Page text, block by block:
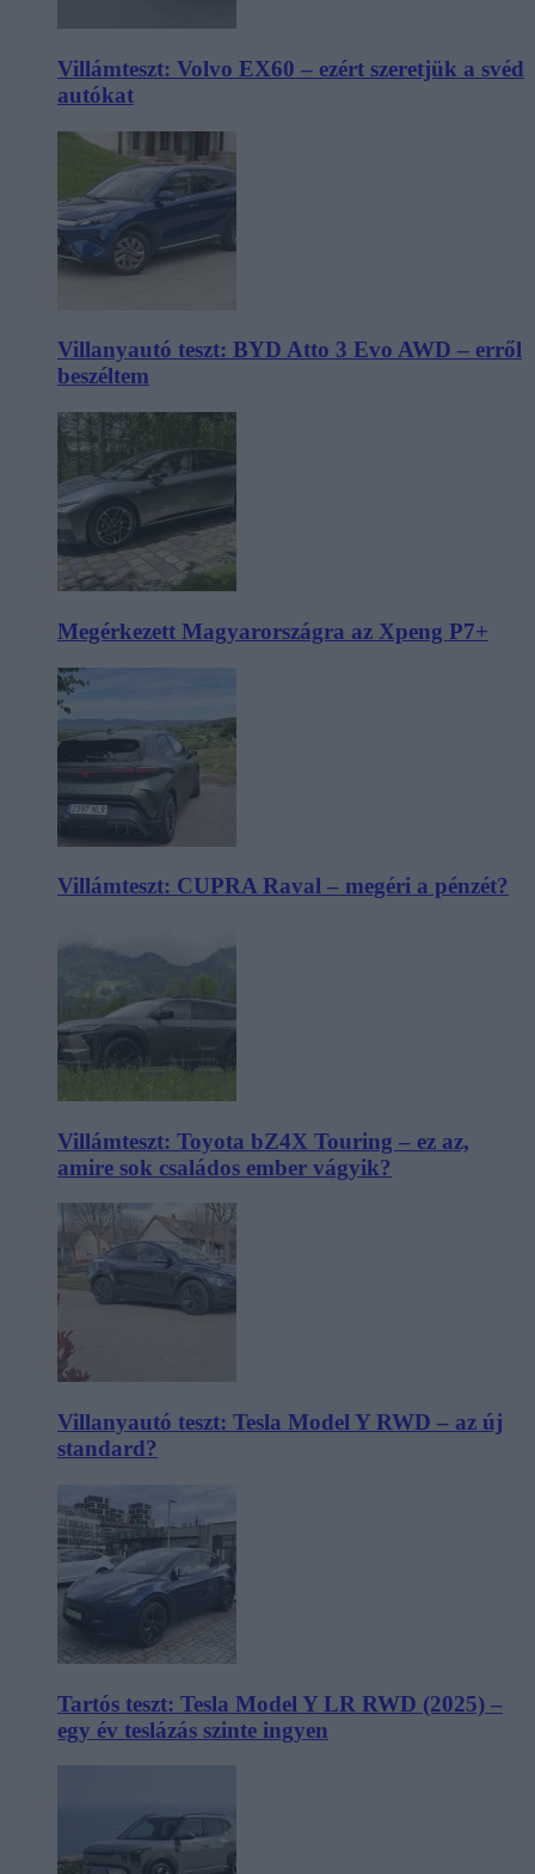
Villámteszt: Volvo EX60 – ezért szeretjük a svéd
autókat
Villanyautó teszt: BYD Atto 3 Evo AWD – erről
beszéltem
Megérkezett Magyarországra az Xpeng P7+
Villámteszt: CUPRA Raval – megéri a pénzét?
Villámteszt: Toyota bZ4X Touring – ez az,
amire sok családos ember vágyik?
Villanyautó teszt: Tesla Model Y RWD – az új
standard?
Tartós teszt: Tesla Model Y LR RWD (2025) –
egy év teslázás szinte ingyen